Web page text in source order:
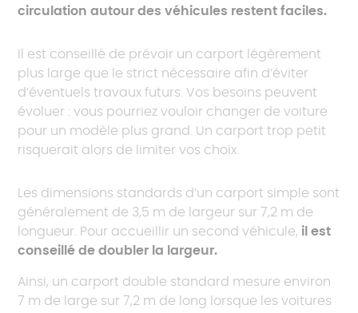
circulation autour des véhicules restent faciles.
Il est conseillé de prévoir un carport légèrement
plus large que le strict nécessaire afin d’éviter
d’éventuels travaux futurs. Vos besoins peuvent
évoluer : vous pourriez vouloir changer de voiture
pour un modèle plus grand. Un carport trop petit
risquerait alors de limiter vos choix.
Les dimensions standards d’un carport simple sont
généralement de 3,5 m de largeur sur 7,2 m de
longueur. Pour accueillir un second véhicule, il est
conseillé de doubler la largeur.
Ainsi, un carport double standard mesure environ
7 m de large sur 7,2 m de long lorsque les voitures